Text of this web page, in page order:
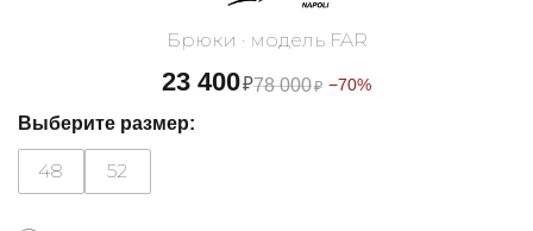
Брюки · модель FAR
23 400₽78 000₽ −70%
Выберите размер:
48 52